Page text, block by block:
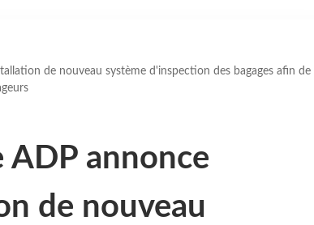
de nouveau système d'inspection des bagages afin de
ADP annonce
de nouveau